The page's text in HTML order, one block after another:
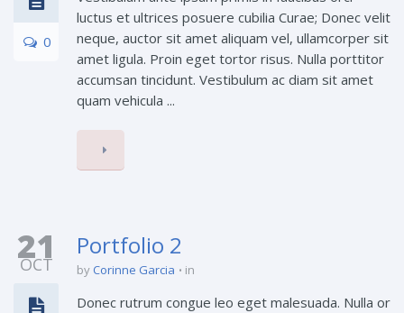
0
luctus et ultrices posuere cubilia Curae; Donec velit
neque, auctor sit amet aliquam vel, ullamcorper sit
amet ligula. Proin eget tortor risus. Nulla porttitor
accumsan tincidunt. Vestibulum ac diam sit amet
quam vehicula ...
21
OCT
Portfolio 2
by Corinne Garcia in
Donec rutrum congue leo eget malesuada. Nulla or